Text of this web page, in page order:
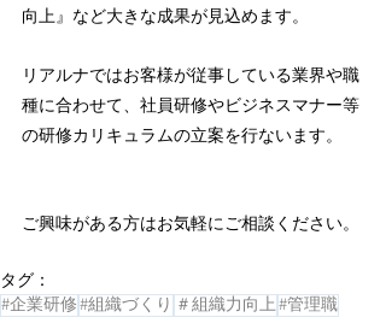
向上』など大きな成果が見込めます。
リアルナではお客様が従事している業界や職
種に合わせて、社員研修やビジネスマナー等
の研修カリキュラムの立案を行ないます。
ご興味がある方はお気軽にご相談ください。
タグ：
#企業研修#組織づくり ＃組織力向上#管理職